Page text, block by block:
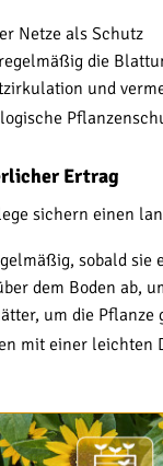
Netze als Schutz
die
und
Ertrag
sichern einen
sobald sie
dem Boden ab,
um die Pflanze
mit einer leichten